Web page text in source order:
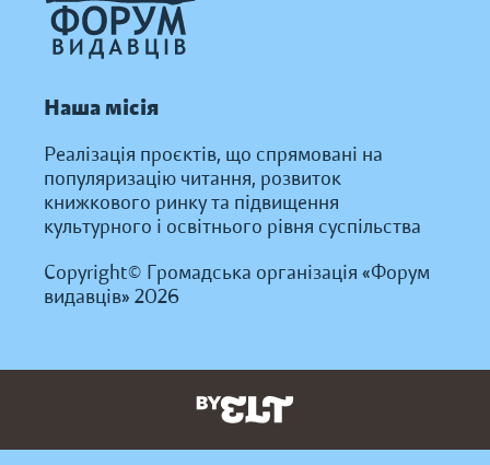
Наша місія
Реалізація проєктів, що спрямовані на
популяризацію читання, розвиток
книжкового ринку та підвищення
культурного і освітнього рівня суспільства
Copyright© Громадська організація «Форум
видавців» 2026